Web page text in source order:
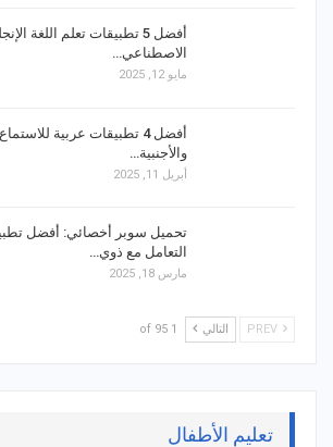
أفضل 5 تطبيقات تعلم اللغة
الاصطناعي…
مايو 12, 2025
أفضل 4 تطبيقات عربية
والأجنبية…
أبريل 11, 2025
تحميل سوبر أخصائي: أفضل
التعامل مع ذوي…
مارس 18, 2025
التالي 1 of 95
تعليم الأطفال